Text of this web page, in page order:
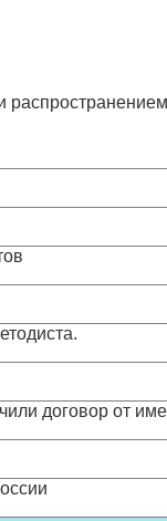
договор от